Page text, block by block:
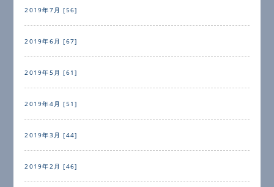
2019年7月 [56]
2019年6月 [67]
2019年5月 [61]
2019年4月 [51]
2019年3月 [44]
2019年2月 [46]